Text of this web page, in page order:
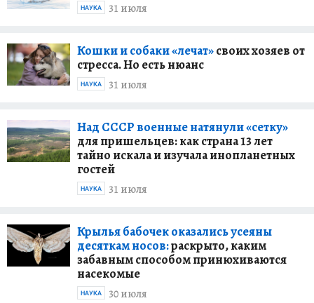
31 июля
НАУКА
Кошки и собаки «лечат»своих хозяев от
стресса. Но есть нюанс
31 июля
НАУКА
Над СССР военные натянули «сетку»
для пришельцев: как страна 13 лет
тайно искала и изучала инопланетных
гостей
31 июля
НАУКА
Крылья бабочек оказались усеяны
десяткам носов:раскрыто, каким
забавным способом принюхиваются
насекомые
30 июля
НАУКА